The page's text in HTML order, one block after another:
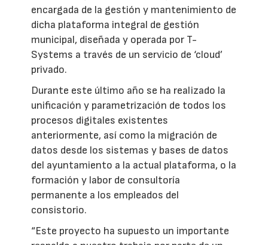
encargada de la gestión y mantenimiento de
dicha plataforma integral de gestión
municipal, diseñada y operada por T-
Systems a través de un servicio de ‘cloud’
privado.
Durante este último año se ha realizado la
unificación y parametrización de todos los
procesos digitales existentes
anteriormente, así como la migración de
datos desde los sistemas y bases de datos
del ayuntamiento a la actual plataforma, o la
formación y labor de consultoría
permanente a los empleados del
consistorio.
“Este proyecto ha supuesto un importante